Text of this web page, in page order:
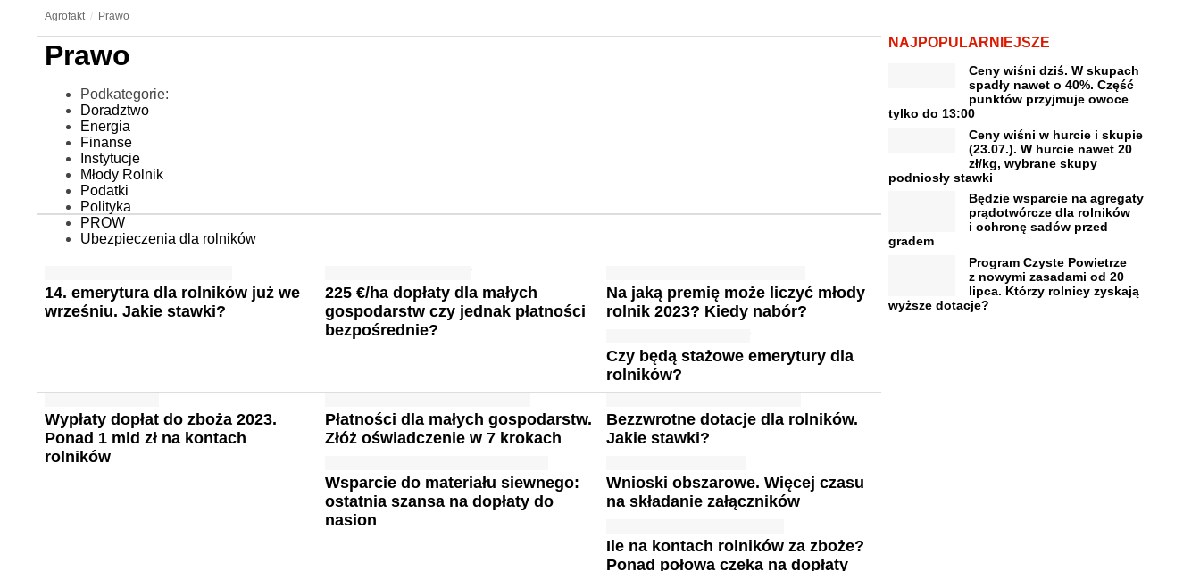
Agrofakt Prawo
Prawo
Podkategorie:
Doradztwo
Energia
Finanse
Instytucje
Młody Rolnik
Podatki
Polityka
PROW
Ubezpieczenia dla rolników
14. emerytura dla rolników już we
wrześniu. Jakie stawki?
225 €/ha dopłaty dla małych
gospodarstw czy jednak płatności
bezpośrednie?
Na jaką premię może liczyć młody
rolnik 2023? Kiedy nabór?
Czy będą stażowe emerytury dla
rolników?
Wypłaty dopłat do zboża 2023.
Ponad 1 mld zł na kontach
rolników
Płatności dla małych gospodarstw.
Złóż oświadczenie w 7 krokach
Bezzwrotne dotacje dla rolników.
Jakie stawki?
Wsparcie do materiału siewnego:
ostatnia szansa na dopłaty do
nasion
Wnioski obszarowe. Więcej czasu
na składanie załączników
Ile na kontach rolników za zboże?
Ponad połowa czeka na dopłaty
NAJPOPULARNIEJSZE
Ceny wiśni dziś. W skupach
spadły nawet o 40%. Część
punktów przyjmuje owoce
tylko do 13:00
Ceny wiśni w hurcie i skupie
(23.07.). W hurcie nawet 20
zł/kg, wybrane skupy
podniosły stawki
Będzie wsparcie na agregaty
prądotwórcze dla rolników
i ochronę sadów przed
gradem
Program Czyste Powietrze
z nowymi zasadami od 20
lipca. Którzy rolnicy zyskają
wyższe dotacje?